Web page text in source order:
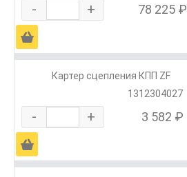
- + 78 225 ₽
Ä
Картер сцепления КПП ZF
1312304027
- + 3 582 ₽
Ä